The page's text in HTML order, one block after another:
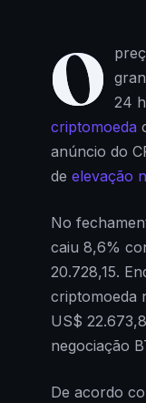
O 24
criptomoeda
anúncio do
de elevação
No
caiu 8,6%
20.728,15.
criptomoeda
US$
negociação
De acordo